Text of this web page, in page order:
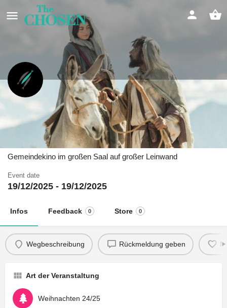
Weihnachten "Die Heilige Nacht" mit
The Chosen in der FeG Wuppertal-
Vohwinkel
Gemeindekino im großen Saal auf großer Leinwand
Event date
19/12/2025 - 19/12/2025
Infos Feedback 0 Store 0
Wegbeschreibung Rückmeldung geben
Art der Veranstaltung
Weihnachten 24/25